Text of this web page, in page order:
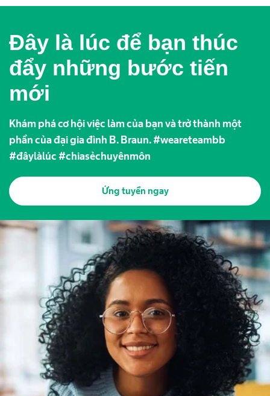
Đây là lúc để bạn thúc
đẩy những bước tiến
mới
Khám phá cơ hội việc làm của bạn và trở thành một
phần của đại gia đình B. Braun. #weareteambb
#đâylàlúc #chiasẻchuyênmôn
Ứng tuyển ngay